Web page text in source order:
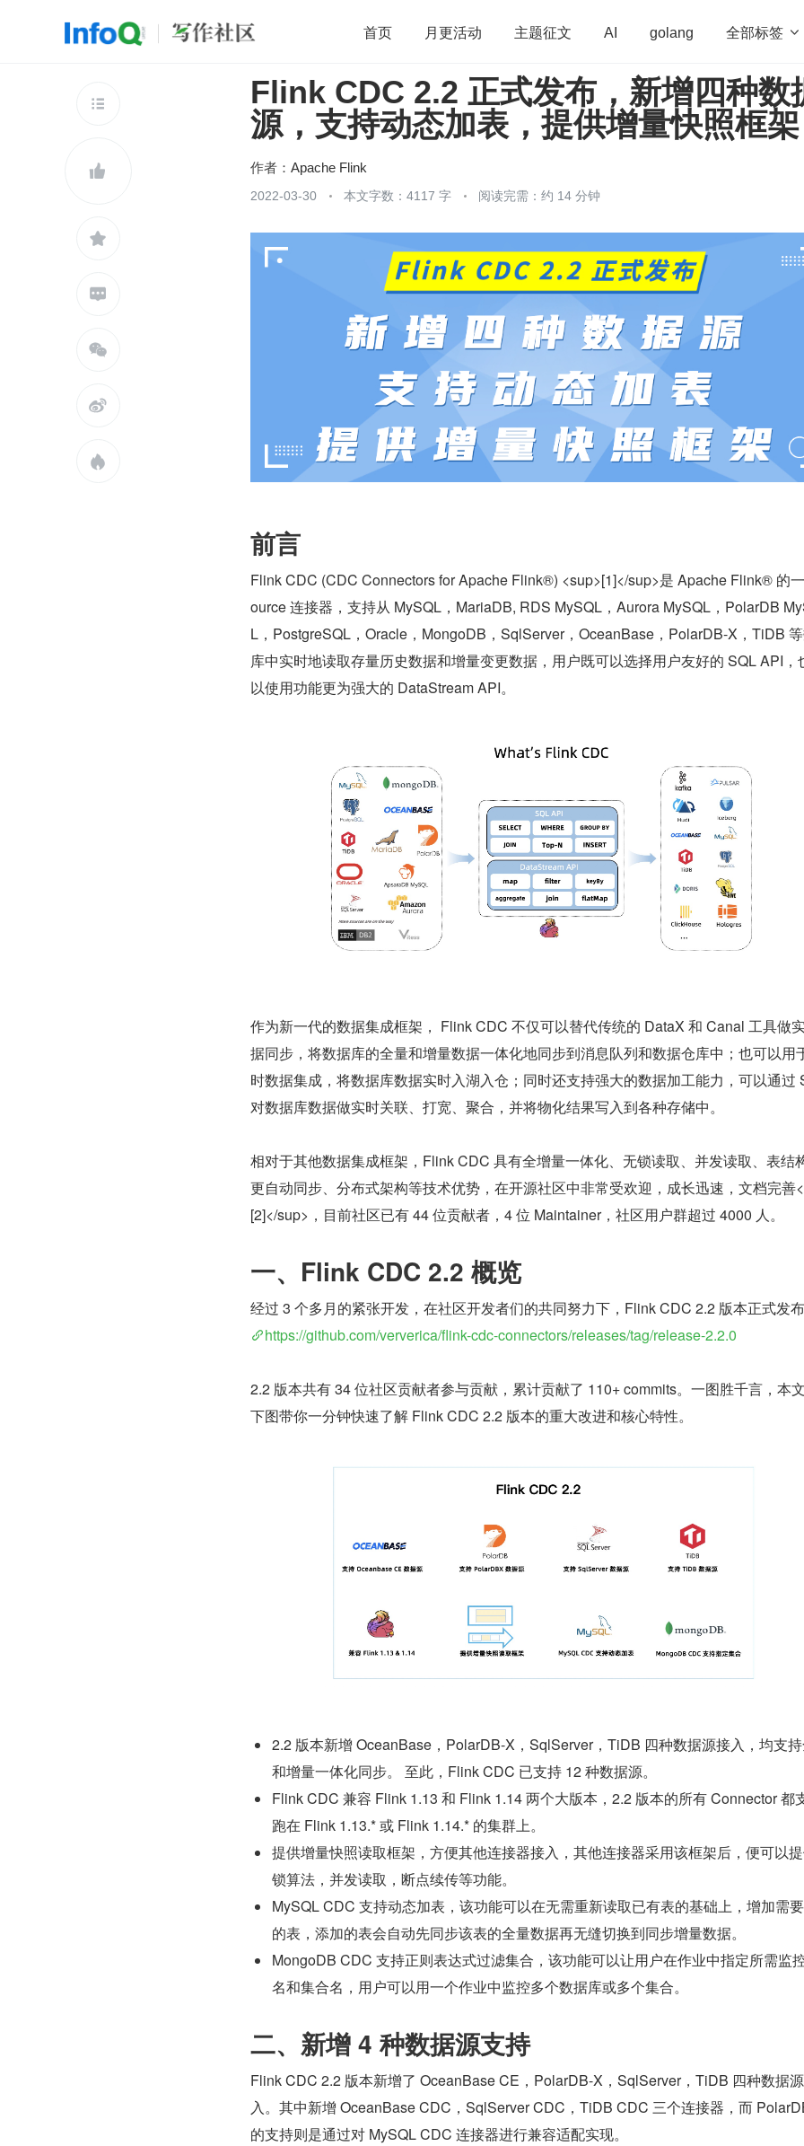
首页 月更活动 主题征文 AI golang 全部标签 
开源 架构 OpenHarmony 算法 学习方法 Web3.0 高
团队管理 程序员 运维 深度思考 低代码 redis
查看更多







Flink CDC 2.2 正式发布，新增四种数
源，支持动态加表，提供增量快照框架
作者： Apache Flink
2022-03-30 本文字数：4117 字 阅读完需：约 14 分钟
前言
Flink CDC (CDC Connectors for Apache Flink®) <sup>[1]</sup>是 Apache Flink® 的
ource 连接器，支持从 MySQL，MariaDB, RDS MySQL，Aurora MySQL，PolarDB
L，PostgreSQL，Oracle，MongoDB，SqlServer，OceanBase，PolarDB-X，TiDB
库中实时地读取存量历史数据和增量变更数据，用户既可以选择用户友好的 SQL API，
以使用功能更为强大的 DataStream API。
作为新一代的数据集成框架， Flink CDC 不仅可以替代传统的 DataX 和 Canal 工具做
据同步，将数据库的全量和增量数据一体化地同步到消息队列和数据仓库中；也可以用
时数据集成，将数据库数据实时入湖入仓；同时还支持强大的数据加工能力，可以通过
对数据库数据做实时关联、打宽、聚合，并将物化结果写入到各种存储中。
相对于其他数据集成框架，Flink CDC 具有全增量一体化、无锁读取、并发读取、表结
更自动同步、分布式架构等技术优势，在开源社区中非常受欢迎，成长迅速，文档完善
[2]</sup>，目前社区已有 44 位贡献者，4 位 Maintainer，社区用户群超过 4000 人。
一、Flink CDC 2.2 概览
经过 3 个多月的紧张开发，在社区开发者们的共同努力下，Flink CDC 2.2 版本正式发布
https://github.com/ververica/flink-cdc-connectors/releases/tag/release-2.2.0
2.2 版本共有 34 位社区贡献者参与贡献，累计贡献了 110+ commits。一图胜千言，本
下图带你一分钟快速了解 Flink CDC 2.2 版本的重大改进和核心特性。
2.2 版本新增 OceanBase，PolarDB-X，SqlServer，TiDB 四种数据源接入，均支
和增量一体化同步。 至此，Flink CDC 已支持 12 种数据源。
Flink CDC 兼容 Flink 1.13 和 Flink 1.14 两个大版本，2.2 版本的所有 Connector 都
跑在 Flink 1.13.* 或 Flink 1.14.* 的集群上。
提供增量快照读取框架，方便其他连接器接入，其他连接器采用该框架后，便可以
锁算法，并发读取，断点续传等功能。
MySQL CDC 支持动态加表，该功能可以在无需重新读取已有表的基础上，增加需
的表，添加的表会自动先同步该表的全量数据再无缝切换到同步增量数据。
MongoDB CDC 支持正则表达式过滤集合，该功能可以让用户在作业中指定所需监
名和集合名，用户可以用一个作业中监控多个数据库或多个集合。
二、新增 4 种数据源支持
Flink CDC 2.2 版本新增了 OceanBase CE，PolarDB-X，SqlServer，TiDB 四种数据
入。其中新增 OceanBase CDC，SqlServer CDC，TiDB CDC 三个连接器，而
的支持则是通过对 MySQL CDC 连接器进行兼容适配实现。